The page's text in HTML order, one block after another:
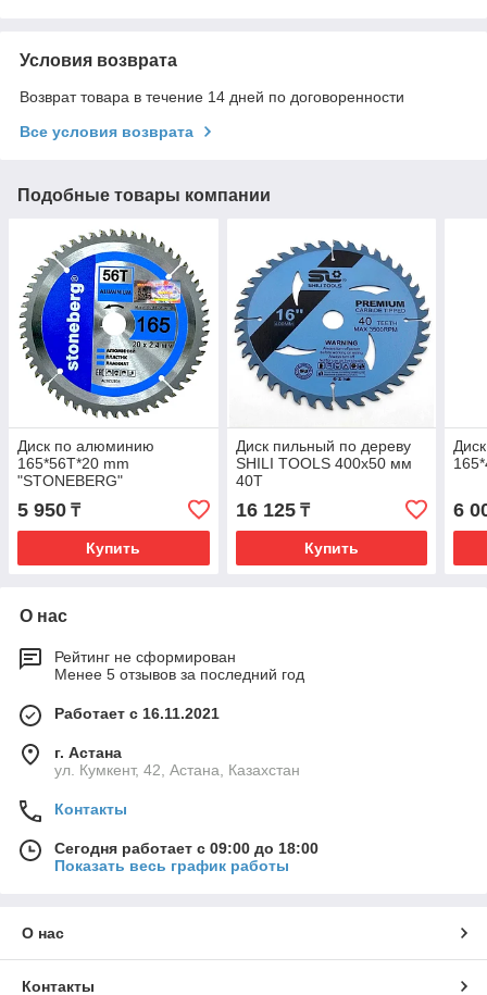
Условия возврата
Возврат товара в течение 14 дней по договоренности
Все условия возврата
Подобные товары компании
Диск по алюминию
165*56Т*20 mm
"STONEBERG"
5 950 ₸
Купить
Диск пильный по дереву
SHILI TOOLS 400х50 мм
40T
16 125₸
Купить
6
О нас
Рейтинг не сформирован
Менее 5 отзывов за последний год
Работает с 16.11.2021
г. Астана
ул. Кумкент, 42, Астана, Казахстан
Контакты
Сегодня работает с 09:00 до 18:00
Показать весь график работы
О нас
Контакты